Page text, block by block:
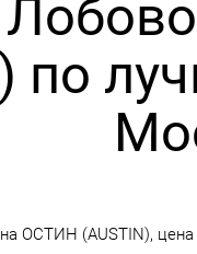
по
ОСТИН (AUSTIN),